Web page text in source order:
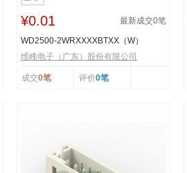
¥0.01 最新成交0笔
WD2500-2WRXXXXBTXX（W）
维峰电子（广东）股份有限公司
成交0笔 评价0笔